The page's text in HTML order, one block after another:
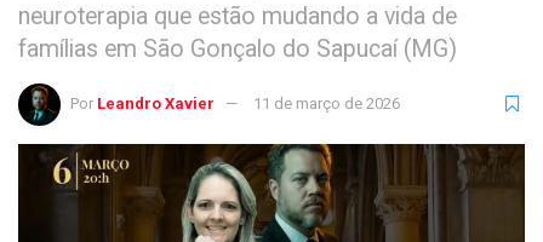
neuroterapia que estão mudando a vida de
famílias em São Gonçalo do Sapucaí (MG)
Por Leandro Xavier 11 de março de 2026